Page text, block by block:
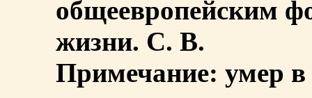
общеевропейским
жизни. С. В.
Примечание: умер в